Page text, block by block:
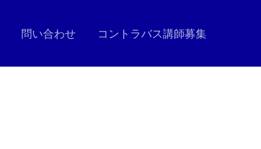
問い合わせ コントラバス講師募集